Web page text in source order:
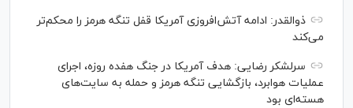
ذوالقدر: ادامه آتش‌افروزی آمریکا قفل تنگه هرمز را محکم‌تر
می‌کند
سرلشکر رضایی: هدف آمریکا در جنگ هفده روزه، اجرای
عملیات هوابرد، بازگشایی تنگه هرمز و حمله به سایت‌های
هسته‌ای بود